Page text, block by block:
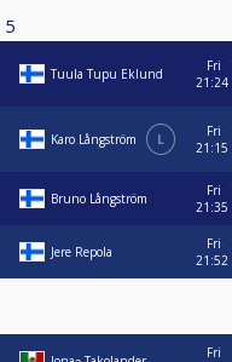
5
Tuula Tupu Eklund
Fri
21:24
Karo Långström L
Fri
21:15
Bruno Långström
Fri
21:35
Jere Repola
Fri
21:52
Fri